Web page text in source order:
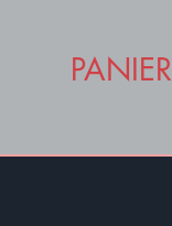
PANIER